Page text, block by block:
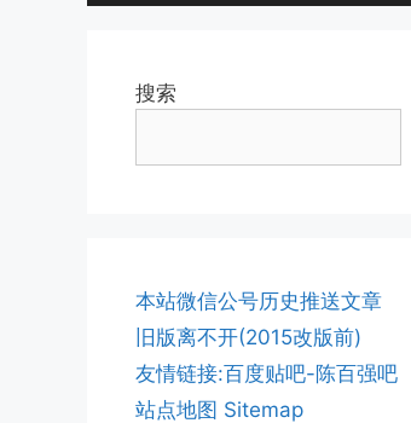
搜索
本站微信公号历史推送文章
旧版离不开(2015改版前)
友情链接:百度贴吧-陈百强吧
站点地图 Sitemap